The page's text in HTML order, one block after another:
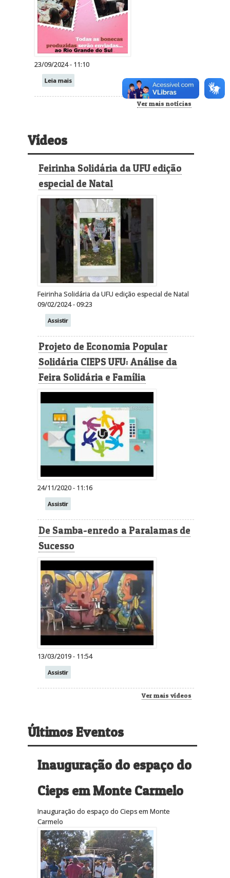
23/09/2024 - 11:10
Leia mais
Ver mais notícias
Vídeos
Feirinha Solidária da UFU edição
especial de Natal
Feirinha Solidária da UFU edição especial de Natal
09/02/2024 - 09:23
Assistir
Projeto de Economia Popular
Solidária CIEPS UFU: Análise da
Feira Solidária e Família
24/11/2020 - 11:16
Assistir
De Samba-enredo a Paralamas de
Sucesso
13/03/2019 - 11:54
Assistir
Ver mais vídeos
Últimos Eventos
Inauguração do espaço do
Cieps em Monte Carmelo
Inauguração do espaço do Cieps em Monte
Carmelo